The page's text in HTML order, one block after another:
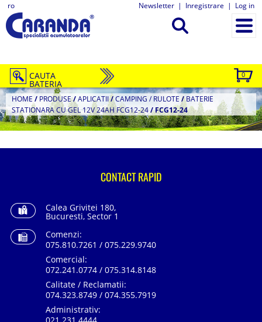
ro Newsletter | Inregistrare | Log in
0
CAUTA
BATERIA
HOME / PRODUSE/APLICATII/CAMPING / RULOTE /BATERIE
STATIONARA CU GEL 12V 24AH FCG12-24/FCG12-24
CONTACT RAPID
Calea Grivitei 180,
Bucuresti, Sector 1
Comenzi:
075.810.7261 / 075.229.9740
Comercial:
072.241.0774 / 075.314.8148
Calitate / Reclamatii:
074.323.8749 / 074.355.7919
Administrativ: